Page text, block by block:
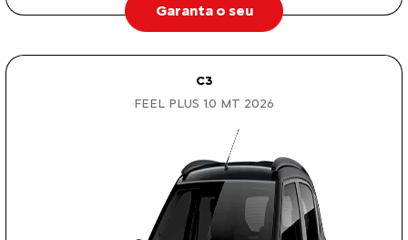
Garanta o seu
C3
FEEL PLUS 1.0 MT 2026